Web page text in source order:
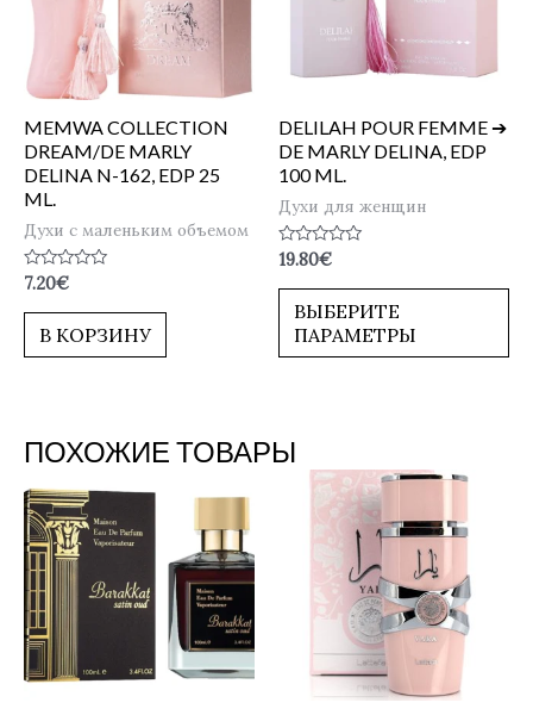
MEMWA COLLECTION
DREAM/DE MARLY
DELINA N-162, EDP 25
ML.
Духи с маленьким объемом
Оценка
из
7.20€
В КОРЗИНУ
DELILAH POUR FEMME ➔
DE MARLY DELINA, EDP
100 ML.
Духи для женщин
Оценка
из
19.80€
ВЫБЕРИТЕ
ПАРАМЕТРЫ
ПОХОЖИЕ ТОВАРЫ